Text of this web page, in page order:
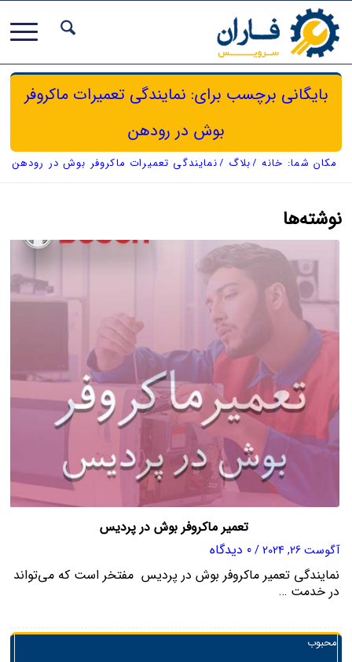
بایگانی برچسب برای: نمایندگی تعمیرات ماکروفر
بوش در رودهن
مکان شما: خانه /بلاگ /نمایندگی تعمیرات ماکروفر بوش در رودهن
نوشته‌ها
تعمیر ماکروفر بوش در پردیس
آگوست 26, 2024 /0 دیدگاه
نمایندگی تعمیر ماکروفر بوش در پردیس مفتخر است که می‌تواند
در خدمت …
محبوب